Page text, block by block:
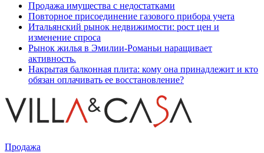
Продажа имущества с недостатками
Повторное присоединение газового прибора учета
Итальянский рынок недвижимости: рост цен и
изменение спроса
Рынок жилья в Эмилии-Романьи наращивает
активность.
Накрытая балконная плита: кому она принадлежит и кто
обязан оплачивать ее восстановление?
Продажа